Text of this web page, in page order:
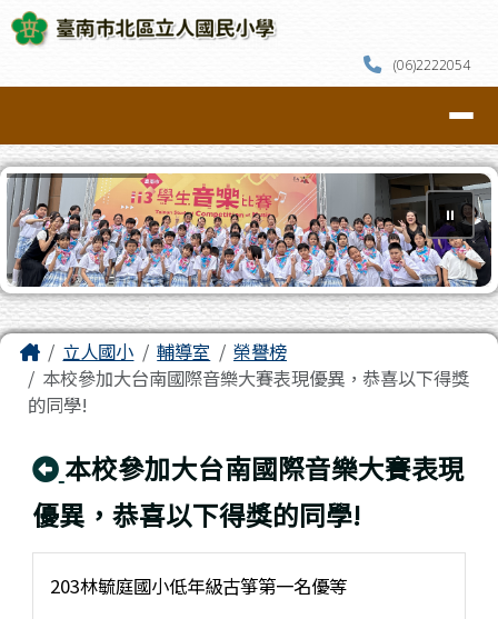
跳至主內容區
臺南市北區立人國民小學
(06)2222054
⏸
主內容區域
Home立人國小 輔導室
榮譽榜
本校參加大台南國際音樂大賽表現優異，恭喜以下得獎
的同學!
回上頁
本校參加大台南國際音樂大賽表現
優異，恭喜以下得獎的同學!
203林毓庭國小低年級古箏第一名優等
頁尾區域